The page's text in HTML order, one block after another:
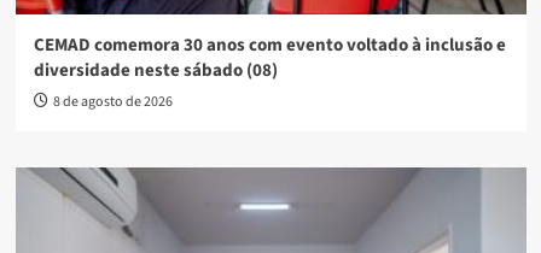
CEMAD comemora 30 anos com evento voltado à inclusão e
diversidade neste sábado (08)
8 de agosto de 2026